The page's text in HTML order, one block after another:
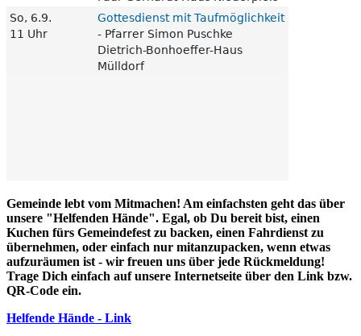
Gemeinde lebt vom Mitmachen! Am einfachsten geht das über
unsere "Helfenden Hände". Egal, ob Du bereit bist, einen
Kuchen fürs Gemeindefest zu backen, einen Fahrdienst zu
übernehmen, oder einfach nur mitanzupacken, wenn etwas
aufzuräumen ist - wir freuen uns über jede Rückmeldung!
Trage Dich einfach auf unsere Internetseite über den Link bzw.
QR-Code ein.
Helfende Hände - Link